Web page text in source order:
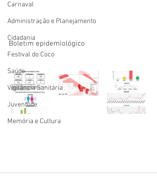
Carnaval
Administração e Planejamento
Cidadania
Festival do Coco
Saúde
Vigilãncia Sanitária
Juventude
Memória e Cultura
Boletim epidemiológico